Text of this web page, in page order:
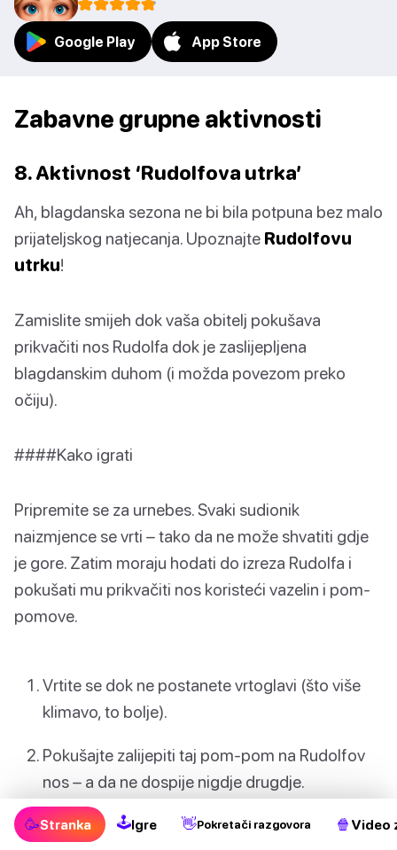
Google Play App Store
Zabavne grupne aktivnosti
8. Aktivnost ‘Rudolfova utrka’
Ah, blagdanska sezona ne bi bila potpuna bez malo
prijateljskog natjecanja. Upoznajte Rudolfovu
utrku!
Zamislite smijeh dok vaša obitelj pokušava
prikvačiti nos Rudolfa dok je zaslijepljena
blagdanskim duhom (i možda povezom preko
očiju).
####Kako igrati
Pripremite se za urnebes. Svaki sudionik
naizmjence se vrti – tako da ne može shvatiti gdje
je gore. Zatim moraju hodati do izreza Rudolfa i
pokušati mu prikvačiti nos koristeći vazelin i pom-
pomove.
Vrtite se dok ne postanete vrtoglavi (što više
klimavo, to bolje).
Pokušajte zalijepiti taj pom-pom na Rudolfov
nos – a da ne dospije nigdje drugdje.
Onaj tko ga prikvači najbliže osvaja pravo na
🥳Stranka 🕹Igre 👋Pokretači razgovora 🍿 Video